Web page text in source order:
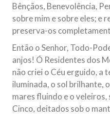
Bênçãos, Benevolência,
sobre mim e sobre eles; e
preserva-os
Então o Senhor, Todo-
anjos! Ó Residentes dos
não criei o Céu erguido, a
iluminada, o sol brilhante,
mares fluindo e o
Cinco, deitados sob o